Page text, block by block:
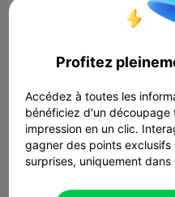
Profitez
Accédez à toutes les
bénéficiez d'un
impression en un clic.
gagner des points
surprises, uniquement